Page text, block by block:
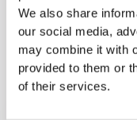
We also share
our social media,
may combine it with
provided to them or
of their services.